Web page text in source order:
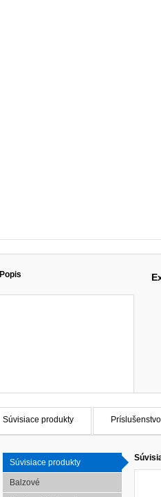
Popis
Súvisiace produkty Príslušenstvo
Súvisiace produkty
Balzové